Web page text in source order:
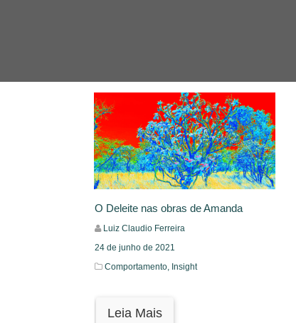
O Deleite nas obras de Amanda
Luiz Claudio Ferreira
24 de junho de 2021
Comportamento, Insight
Leia Mais